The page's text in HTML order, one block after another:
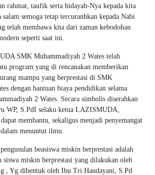
rahmat, taufik serta hidayah-Nya kepada kita
salam semoga tetap tercuranhkan kepada Nabi
telah membawa kita dari zaman kebodohan
seperti saat ini.
SMK Muhammadiyah 2 Wates telah
program yang di rencanakan memberikan
mampu yang berprestasi di SMK
dengan bantuan biaya pendidikan selama
2 Wates. Secara simbolis diserahkan
WP, S.PdI selaku ketua LAZISMUDA,
membantu, sekaligus menjadi penyemangat
menuntut ilmu.
beasiswa miskin berprestasi adalah
siswa miskin berprestasi yang dilakukan oleh
, Yg dibentuk oleh Ibu Tri Handayani, S.Pd